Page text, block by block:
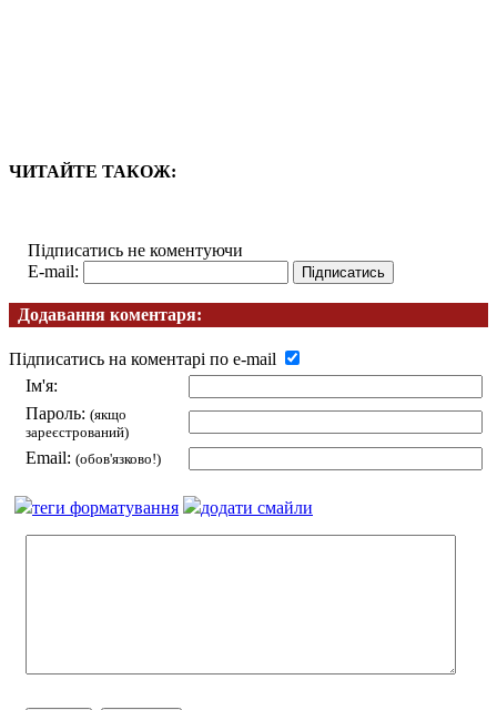
ЧИТАЙТЕ ТАКОЖ:
Підписатись не коментуючи
E-mail:
Додавання коментаря:
Підписатись на коментарі по e-mail
Ім'я:
Пароль: (якщо
зареєстрований)
Email: (обов'язково!)
теги форматування додати смайли